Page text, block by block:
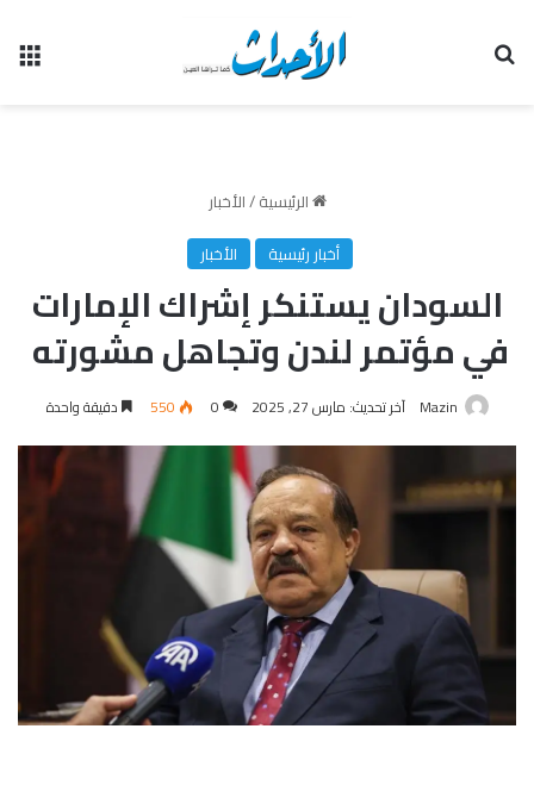
الرئيسية/الأخبار
أخبار رئيسية
الأخبار
السودان يستنكر إشراك الإمارات
في مؤتمر لندن وتجاهل مشورته
Mazin آخر تحديث: مارس 27, 2025 0
550 دقيقة واحدة